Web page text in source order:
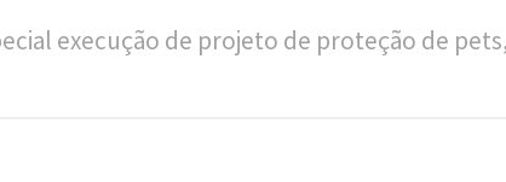
execução de projeto de proteção de